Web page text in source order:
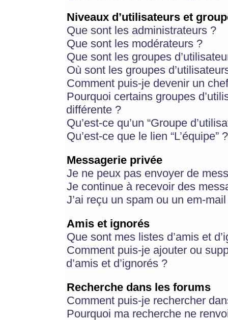
Niveaux d’utilisateurs et
Que sont les administrateurs ?
Que sont les modérateurs ?
Que sont les groupes
Où sont les groupes
Comment puis-je devenir un
Pourquoi certains groupes
différente ?
Qu’est-ce qu’un “Groupe
Qu’est-ce que le lien “L’équipe” ?
Messagerie privée
Je ne peux pas envoyer de
Je continue à recevoir des
J’ai reçu un spam ou un em-
Amis et ignorés
Que sont mes listes d’amis et
Comment puis-je ajouter ou
d’amis et d’ignorés ?
Recherche dans les forums
Comment puis-je rechercher
Pourquoi ma recherche ne